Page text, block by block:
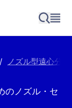
/ ノズル型遠心分離
のノズル・セ